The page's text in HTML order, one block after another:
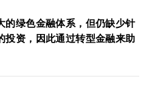
的绿色金融体系，但仍缺少针
投资，因此通过转型金融来助